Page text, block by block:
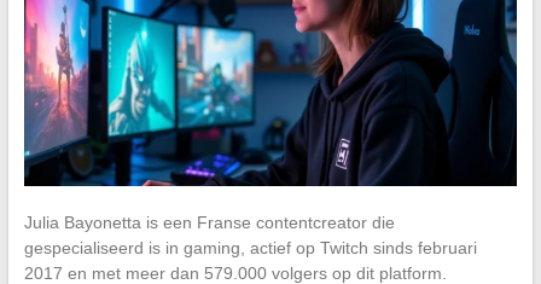
Julia Bayonetta is een Franse contentcreator die
gespecialiseerd is in gaming, actief op Twitch sinds februari
2017 en met meer dan 579.000 volgers op dit platform.